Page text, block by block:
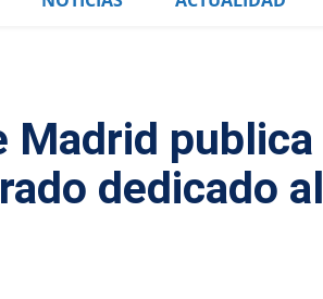
Madrid
dedicado